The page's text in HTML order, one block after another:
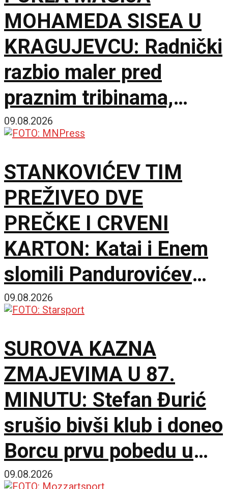
MOHAMEDA SISEA U
KRAGUJEVCU: Radnički
razbio maler pred
praznim tribinama,
Zemun pao na sparnom
09.08.2026
STANKOVIĆEV TIM
PREŽIVEO DVE
PREČKE I CRVENI
KARTON: Katai i Enem
slomili Pandurovićev
bedem, Pazarci
Bogdana!
09.08.2026
SUROVA KAZNA
ZMAJEVIMA U 87.
MINUTU: Stefan Đurić
srušio bivši klub i doneo
Borcu prvu pobedu u
sezoni!
09.08.2026